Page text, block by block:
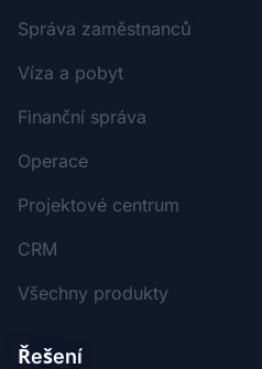
Správa zaměstnanců
Víza a pobyt
Finanční správa
Operace
Projektové centrum
CRM
Všechny produkty
Řešení